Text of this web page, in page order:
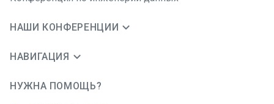
НАШИ КОНФЕРЕНЦИИ
НАВИГАЦИЯ
НУЖНА ПОМОЩЬ?